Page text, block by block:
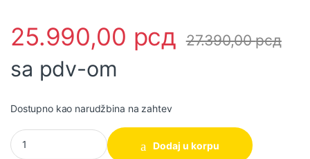
25.990,00 рсд 27.390,00рсд
sa pdv-om
Dostupno kao narudžbina na zahtev
Baterijski radio Makita DMR116 količina
Dodaj u korpu